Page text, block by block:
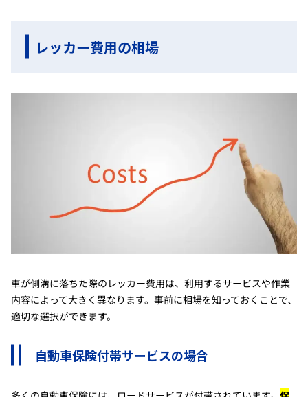
レッカー費用の相場
車が側溝に落ちた際のレッカー費用は、利用するサービスや作業
内容によって大きく異なります。事前に相場を知っておくことで、
適切な選択ができます。
自動車保険付帯サービスの場合